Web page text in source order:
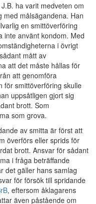
ha varit medveten om
med målsägandena. Han
en smittöverföring
inte använt kondom. Med
i övrigt
mått av
att det måste hållas för
att genomföra
för smittöverföring skulle
uppsåtligen gjort sig
brott. Som
som grova.
av smitta är först att
överförs eller sprids för
brott. Ansvar för sådant
i fråga beträffande
det gäller hans samlag
för försök till spridande
, eftersom åklagarens
även påstående om